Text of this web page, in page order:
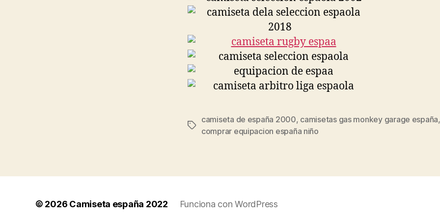
Etiquetas
camiseta de españa 2000, camisetas gas monkey garage españa,
comprar equipacion españa niño
© 2026 Camiseta españa 2022 Funciona con WordPress